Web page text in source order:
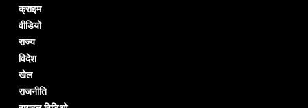
क्राइम
वीडियो
राज्य
विदेश
खेल
राजनीति